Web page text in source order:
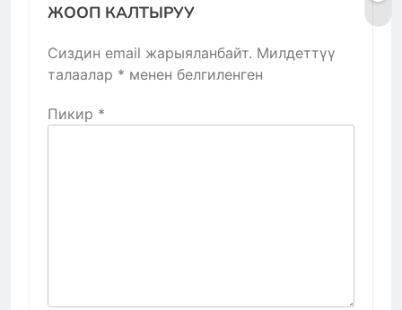
ЖООП КАЛТЫРУУ
Сиздин email жарыяланбайт. Милдеттүү
талаалар * менен белгиленген
Пикир *